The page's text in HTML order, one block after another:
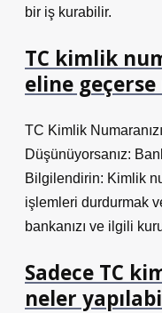
bir iş kurabilir.
TC kimlik
eline geçerse
TC Kimlik
Düşünüyorsanız:
Bilgilendirin: Kimlik
işlemleri durdurmak
bankanızı ve ilgili
Sadece TC
neler